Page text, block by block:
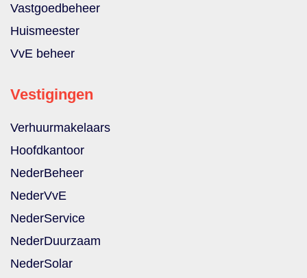
Vastgoedbeheer
Huismeester
VvE beheer
Vestigingen
Verhuurmakelaars
Hoofdkantoor
NederBeheer
NederVvE
NederService
NederDuurzaam
NederSolar